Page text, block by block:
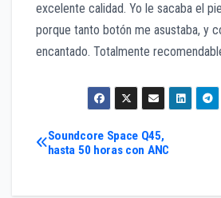
excelente calidad. Yo le sacaba el
porque tanto botón me asustaba, y
encantado. Totalmente
Navegación
Soundcore Space Q45,
hasta 50 horas con ANC